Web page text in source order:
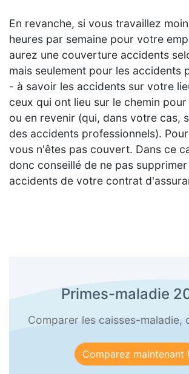
En revanche, si vous travaillez
heures par semaine pour votre
aurez une couverture accidents
mais seulement pour les accidents
- à savoir les accidents sur votre
ceux qui ont lieu sur le chemin
ou en revenir (qui, dans votre cas,
des accidents professionnels).
vous n'êtes pas couvert. Dans ce
donc conseillé de ne pas
accidents de votre contrat
Primes-maladie
Comparer les caisses-maladie,
Comparez maintenant !